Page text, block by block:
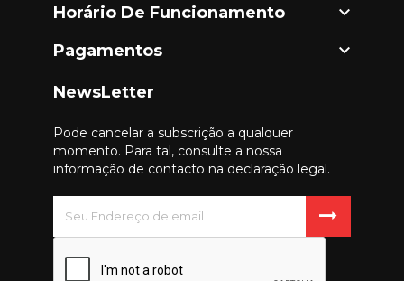
Horário De Funcionamento 
Pagamentos 
NewsLetter
Pode cancelar a subscrição a qualquer
momento. Para tal, consulte a nossa
informação de contacto na declaração legal.